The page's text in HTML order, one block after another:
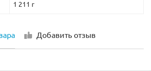
1 211 г
Добавить отзыв